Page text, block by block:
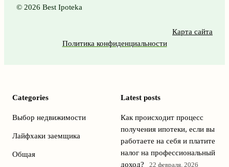
© 2026 Best Ipoteka
Карта сайта
Политика конфиденциальности
Categories
Выбор недвижимости
Лайфхаки заемщика
Общая
Latest posts
Как происходит процесс
получения ипотеки, если вы
работаете на себя и платите
налог на профессиональный
доход?
22 февраля, 2026